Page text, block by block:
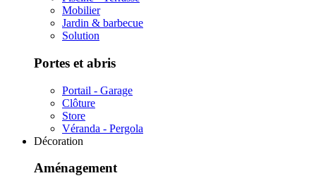
Mobilier
Jardin & barbecue
Solution
Portes et abris
Portail - Garage
Clôture
Store
Véranda - Pergola
Décoration
Aménagement